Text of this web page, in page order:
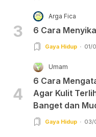
3
Arga Fica
6 Cara
Gaya Hidup 01/
4
Umam
6 Cara
Agar Kulit
Banget dan
Gaya Hidup 03/